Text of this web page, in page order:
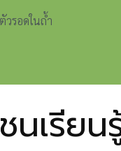
วรอดในถ้ำ
นเรีย